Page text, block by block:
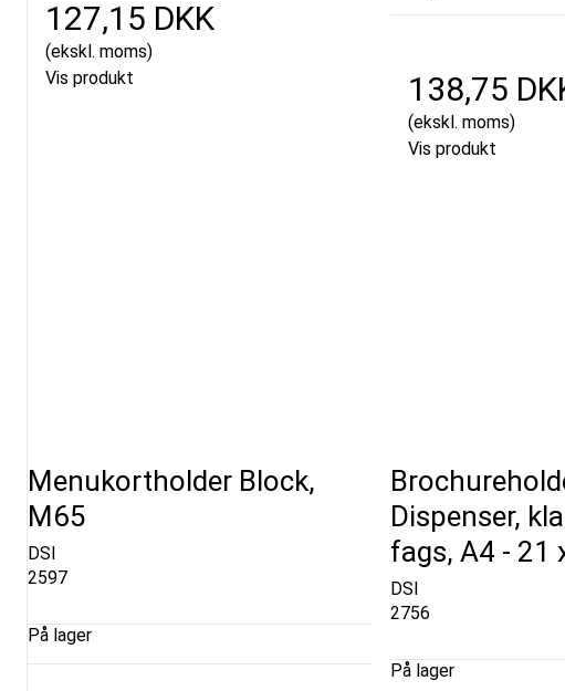
127,15 DKK
(ekskl. moms)
Vis produkt
138,75
(ekskl. moms)
Vis produkt
Menukortholder Block,
M65
DSI
2597
På lager
Dispenser,
fags, A4 - 21
DSI
2756
På lager